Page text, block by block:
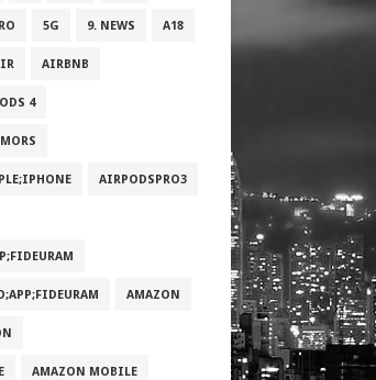
5G 9. NEWS A18
AIRBNB
4
AIRPODSPRO3
AMAZON
AMAZON MOBILE